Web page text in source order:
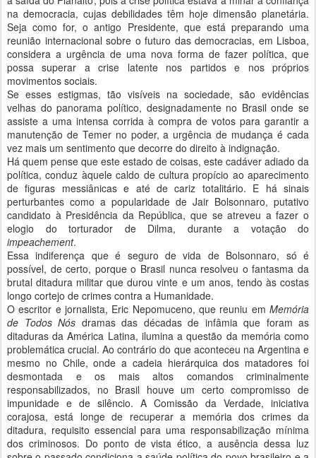
na democracia, cujas debilidades têm hoje dimensão planetária.
Seja como for, o antigo Presidente, que está preparando uma
reunião internacional sobre o futuro das democracias, em Lisboa,
considera a urgência de uma nova forma de fazer política, que
possa superar a crise latente nos partidos e nos próprios
movimentos sociais.
Se esses estigmas, tão visíveis na sociedade, são evidências
velhas do panorama político, designadamente no Brasil onde se
assiste a uma intensa corrida à compra de votos para garantir a
manutenção de Temer no poder, a urgência de mudança é cada
vez mais um sentimento que decorre do direito à indignação.
Há quem pense que este estado de coisas, este cadáver adiado da
política, conduz àquele caldo de cultura propício ao aparecimento
de figuras messiânicas e até de cariz totalitário. E há sinais
perturbantes como a popularidade de Jair Bolsonnaro, putativo
candidato à Presidência da República, que se atreveu a fazer o
elogio do torturador de Dilma, durante a votação do
impeachement.
Essa indiferença que é seguro de vida de Bolsonnaro, só é
possível, de certo, porque o Brasil nunca resolveu o fantasma da
brutal ditadura militar que durou vinte e um anos, tendo às costas
longo cortejo de crimes contra a Humanidade.
O escritor e jornalista, Eric Nepomuceno, que reuniu em Memória
de Todos Nós dramas das décadas de infâmia que foram as
ditaduras da América Latina, ilumina a questão da memória como
problemática crucial. Ao contrário do que aconteceu na Argentina e
mesmo no Chile, onde a cadeia hierárquica dos matadores foi
desmontada e os mais altos comandos criminalmente
responsabilizados, no Brasil houve um certo compromisso de
impunidade e de silêncio. A Comissão da Verdade, iniciativa
corajosa, está longe de recuperar a memória dos crimes da
ditadura, requisito essencial para uma responsabilização mínima
dos criminosos. Do ponto de vista ético, a ausência dessa luz